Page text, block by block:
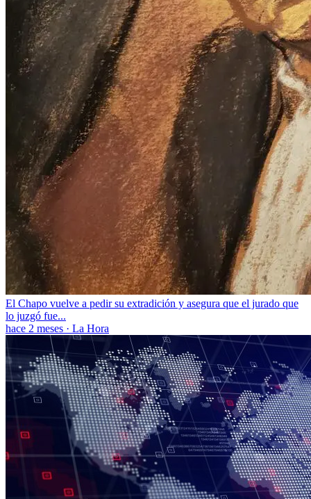
El Chapo vuelve a pedir su extradición y asegura que el jurado que
lo juzgó fue...
hace 2 meses · La Hora